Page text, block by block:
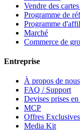
Vendre des
Programme de
Programme
Marché
Commerce de
Entreprise
À propos de nous
FAQ / Support
Devises prises
MCP
Offres Exclusives
Media Kit